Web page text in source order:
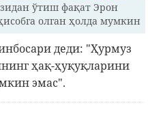
ўтиш фақат Эрон
олган ҳолда мумкин
деди: "Ҳурмуз
ҳақ-ҳуқуқларини
эмас".